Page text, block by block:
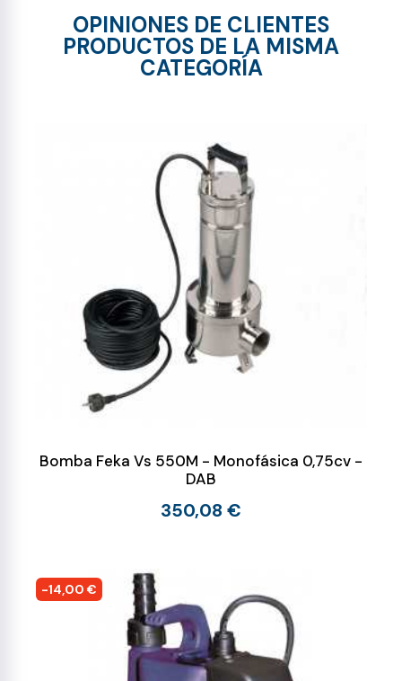
OPINIONES DE CLIENTES
PRODUCTOS DE LA MISMA
CATEGORÍA
Bomba Feka Vs 550M - Monofásica 0,75cv -
DAB
350,08 €
-14,00 €